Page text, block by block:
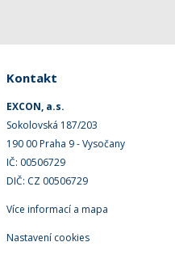
Kontakt
EXCON, a.s.
Sokolovská 187/203
190 00 Praha 9 - Vysočany
IČ: 00506729
DIČ: CZ 00506729
Více informací a mapa
Nastavení cookies